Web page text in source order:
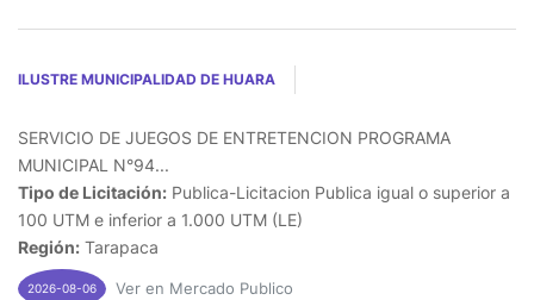
ILUSTRE MUNICIPALIDAD DE HUARA
SERVICIO DE JUEGOS DE ENTRETENCION PROGRAMA
MUNICIPAL N°94...
Tipo de Licitación: Publica-Licitacion Publica igual o superior a
100 UTM e inferior a 1.000 UTM (LE)
Región: Tarapaca
2026-08-06 Ver en Mercado Publico